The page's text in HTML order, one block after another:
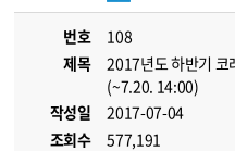
번호
108
제목
2017년도 하반기 코
(~7.20. 14:00)
작성일
2017-07-04
조회수
577,191